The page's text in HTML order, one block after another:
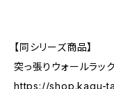
【同シリーズ商品】
突っ張りウォールラッ
https://shop.kagu-